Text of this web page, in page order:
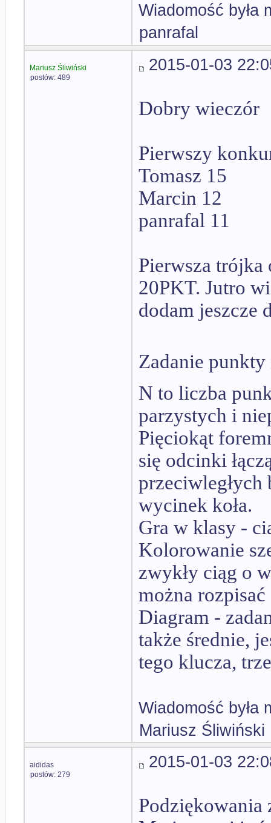
Wiadomość była
panrafal
Mariusz Śliwiński
postów: 489
2015-01-03
Dobry wieczór
Pierwszy
Tomasz 15
Marcin 12
panrafal 11
Pierwsza trójka
20PKT. Jutro
dodam jeszcze
Zadanie
N to liczba
parzystych i
Pięciokąt
się odcinki
przeciwległych
wycinek koła.
Gra w klasy -
Kolorowanie
zwykły ciąg o
można rozpisać
Diagram -
także średnie,
tego klucza,
Wiadomość była
Mariusz Śliwiński
aididas
postów: 279
2015-01-03
Podziękowania